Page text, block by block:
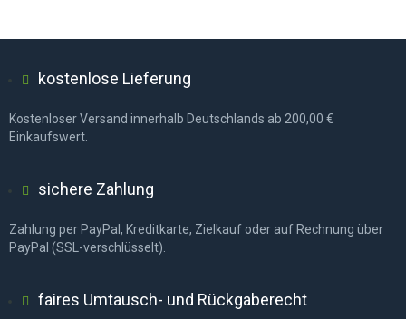
kostenlose Lieferung
Kostenloser Versand innerhalb Deutschlands ab 200,00 €
Einkaufswert.
sichere Zahlung
Zahlung per PayPal, Kreditkarte, Zielkauf oder auf Rechnung über
PayPal (SSL-verschlüsselt).
faires Umtausch- und Rückgaberecht